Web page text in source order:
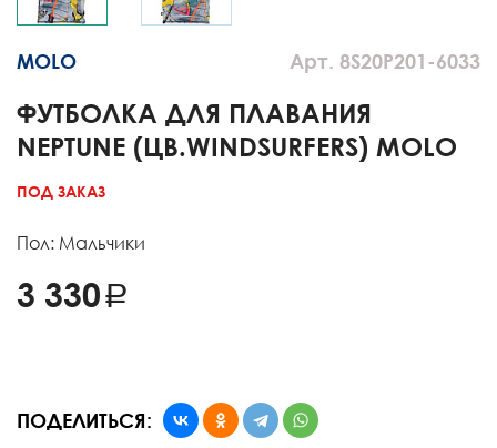
Арт. 8S20P201-6033
MOLO
ФУТБОЛКА ДЛЯ ПЛАВАНИЯ
NEPTUNE (ЦВ.WINDSURFERS) MOLO
ПОД ЗАКАЗ
Пол: Мальчики
3 330
ПОДЕЛИТЬСЯ: